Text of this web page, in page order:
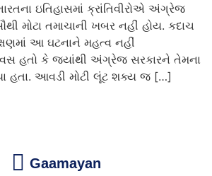
ઇતિહાસમાં ક્રાંતિવીરોએ અંગ્રેજ
મોટા તમાચાની ખબર નહીં હોય. કદાચ
આ ઘટનાને મહત્વ નહીં
હતો કે જ્યાંથી અંગ્રેજ સરકારને તેમના
હતા. આવડી મોટી લૂંટ શક્ય જ […]
Gaamayan